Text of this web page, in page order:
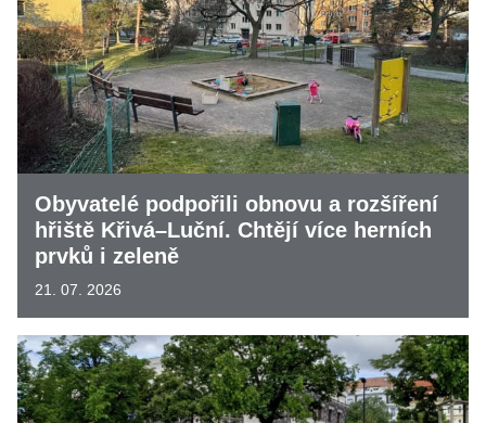
Obyvatelé podpořili obnovu a rozšíření
hřiště Křivá–Luční. Chtějí více herních
prvků i zeleně
21. 07. 2026